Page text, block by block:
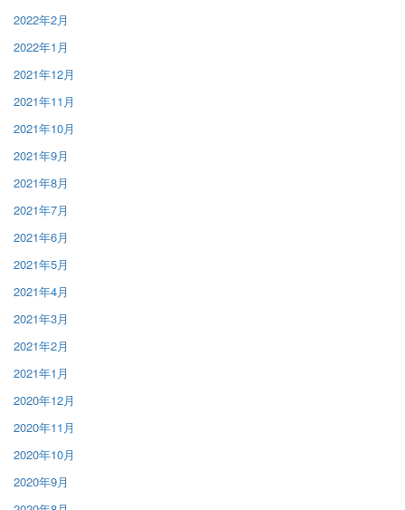
2022年2月
2022年1月
2021年12月
2021年11月
2021年10月
2021年9月
2021年8月
2021年7月
2021年6月
2021年5月
2021年4月
2021年3月
2021年2月
2021年1月
2020年12月
2020年11月
2020年10月
2020年9月